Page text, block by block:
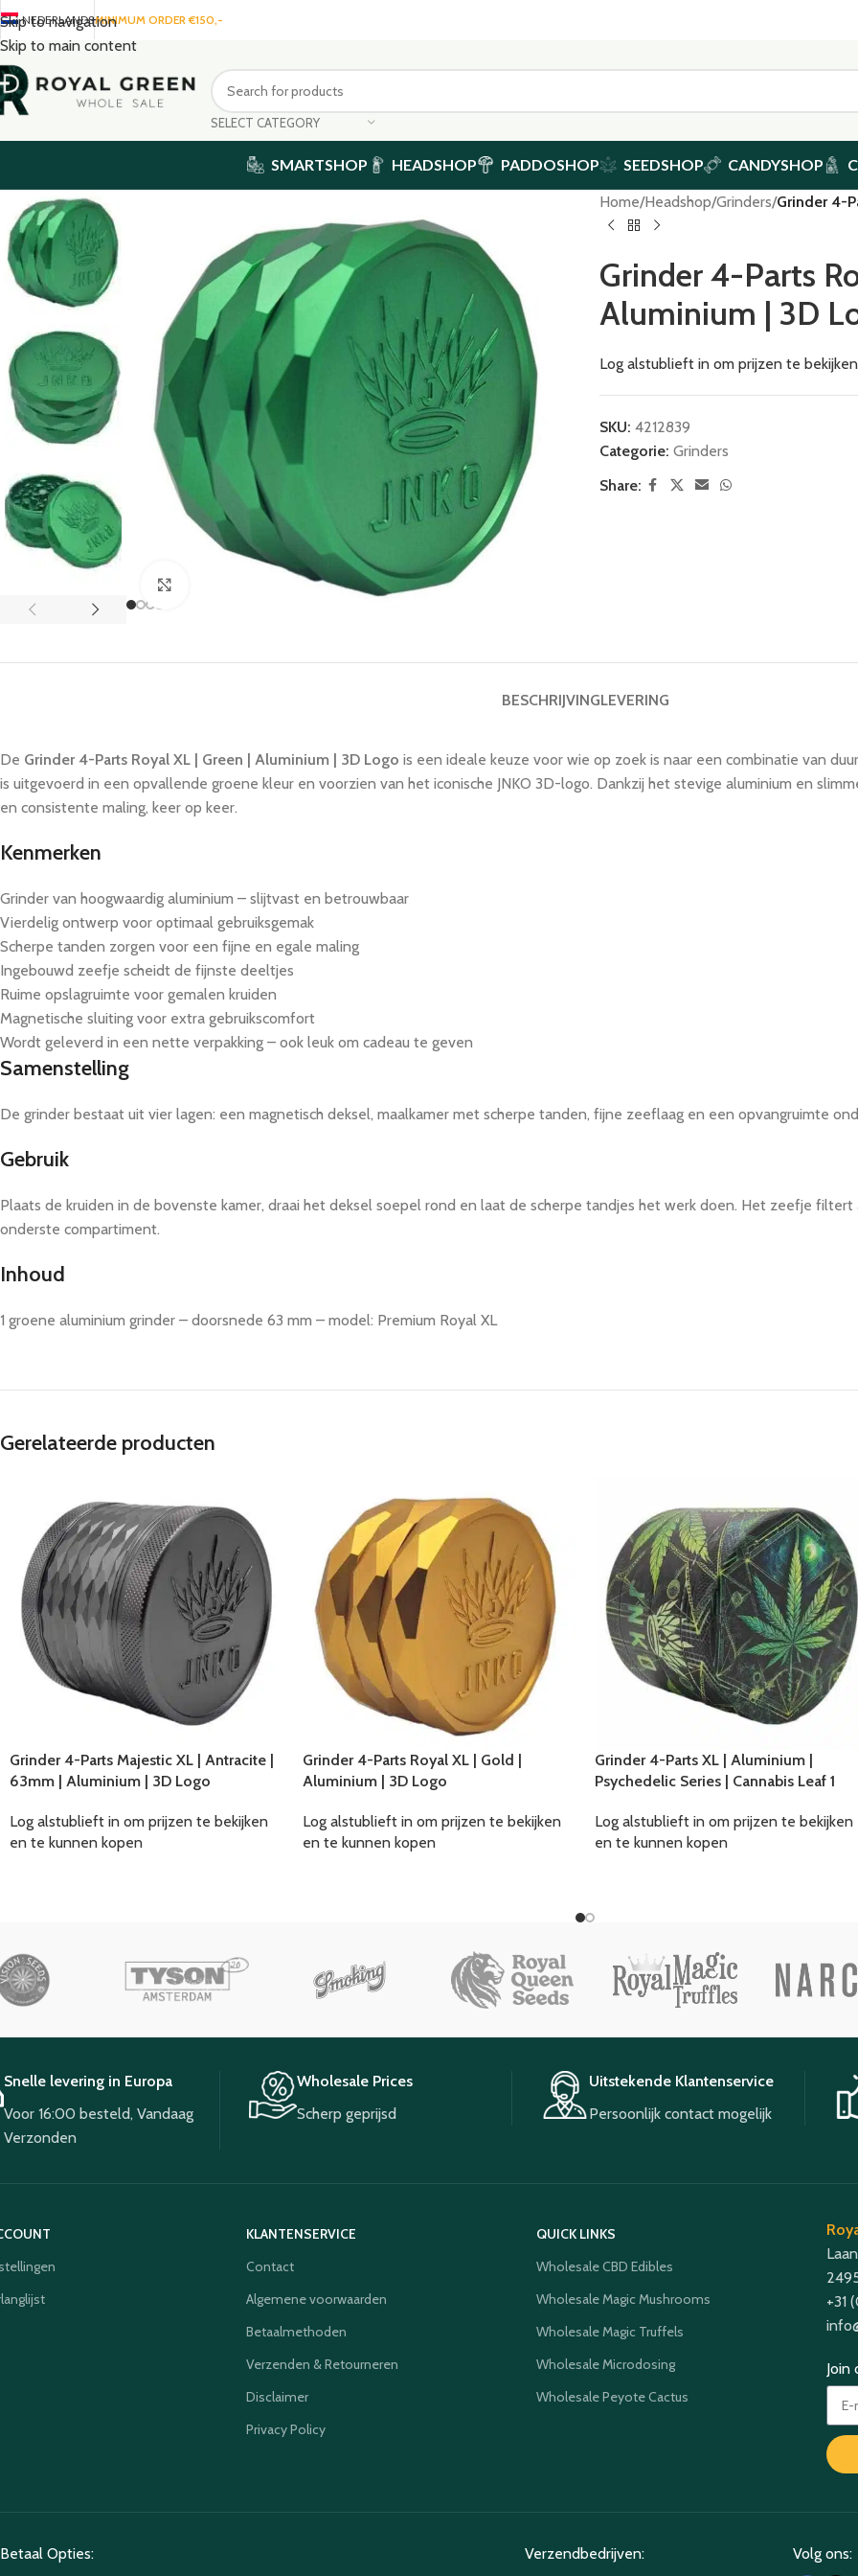
Skip to navigation
Skip to main content
NEDERLANDSMINIMUM ORDER €150,-
SELECT CATEGORY
SMARTSHOP HEADSHOP PADDOSHOP SEEDSHOP CANDYSHOP
Home/Headshop/Grinders/Grinder 4-
Grinder 4-Parts
Aluminium | 3D
Log alstublieft in om prijzen te
SKU: 4212839
Categorie: Grinders
Share:
BESCHRIJVINGLEVERING
De Grinder 4-Parts Royal XL | Green | Aluminium | 3D Logo is een ideale keuze voor wie op zoek is naar een combinatie van
is uitgevoerd in een opvallende groene kleur en voorzien van het iconische JNKO 3D-logo. Dankzij het stevige aluminium en
en consistente maling, keer op keer.
Kenmerken
Grinder van hoogwaardig aluminium – slijtvast en betrouwbaar
Vierdelig ontwerp voor optimaal gebruiksgemak
Scherpe tanden zorgen voor een fijne en egale maling
Ingebouwd zeefje scheidt de fijnste deeltjes
Ruime opslagruimte voor gemalen kruiden
Magnetische sluiting voor extra gebruikscomfort
Wordt geleverd in een nette verpakking – ook leuk om cadeau te geven
Samenstelling
De grinder bestaat uit vier lagen: een magnetisch deksel, maalkamer met scherpe tanden, fijne zeeflaag en een opvangruimte
Gebruik
Plaats de kruiden in de bovenste kamer, draai het deksel soepel rond en laat de scherpe tandjes het werk doen. Het zeefje
onderste compartiment.
Inhoud
1 groene aluminium grinder – doorsnede 63 mm – model: Premium Royal XL
Gerelateerde producten
Grinder 4-Parts Majestic XL | Antracite |
63mm | Aluminium | 3D Logo
Log alstublieft in om prijzen te bekijken
en te kunnen kopen
Grinder 4-Parts Royal XL | Gold |
Aluminium | 3D Logo
Log alstublieft in om prijzen te bekijken
en te kunnen kopen
Grinder 4-Parts XL | Aluminium |
Psychedelic Series | Cannabis Leaf 1
Log alstublieft in om prijzen te bekijken
en te kunnen kopen
Snelle levering in Europa
Voor 16:00 besteld, Vandaag
Verzonden
Wholesale Prices
Scherp geprijsd
Uitstekende Klantenservice
Persoonlijk contact mogelijk
KLANTENSERVICE
Contact
Algemene voorwaarden
Betaalmethoden
Verzenden & Retourneren
Disclaimer
Privacy Policy
QUICK LINKS
Wholesale CBD Edibles
Wholesale Magic Mushrooms
Wholesale Magic Truffels
Wholesale Microdosing
Wholesale Peyote Cactus
+31
Join
Betaal Opties: Verzendbedrijven: Volg ons: